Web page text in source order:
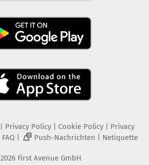
| Privacy Policy| Cookie Policy| Privacy
FAQ| 2 Push-Nachrichten | Netiquette
2026 First Avenue GmbH